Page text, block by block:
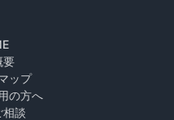
要
ップ
の方へ
相談